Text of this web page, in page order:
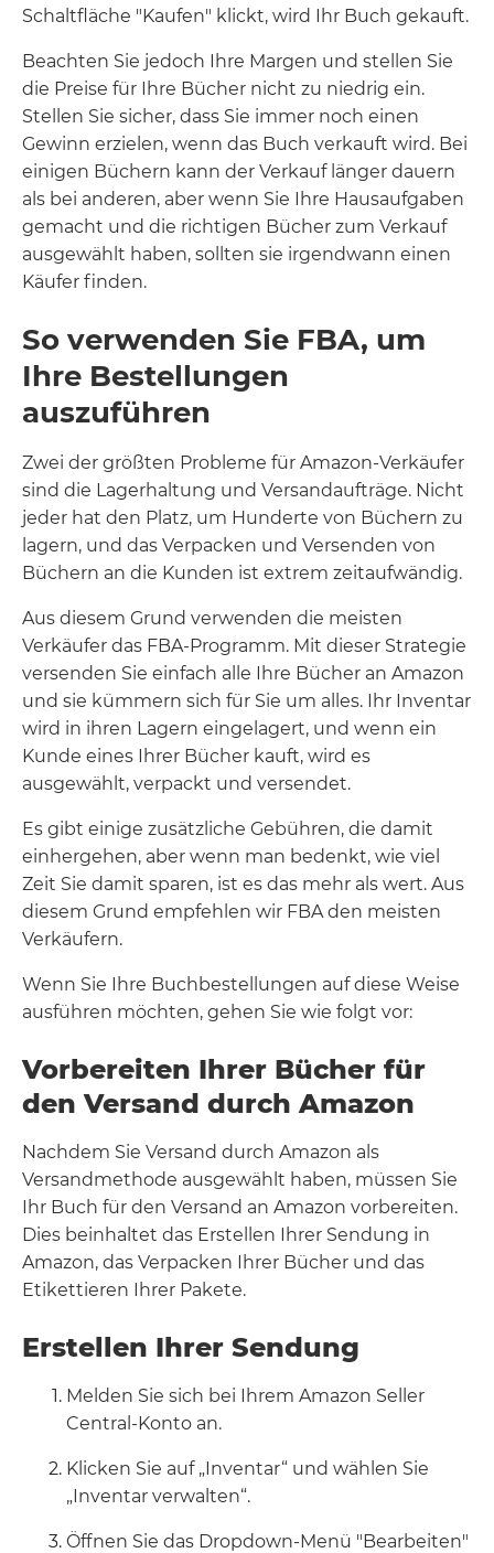
Schaltfläche "Kaufen" klickt, wird Ihr Buch gekauft.
Beachten Sie jedoch Ihre Margen und stellen Sie
die Preise für Ihre Bücher nicht zu niedrig ein.
Stellen Sie sicher, dass Sie immer noch einen
Gewinn erzielen, wenn das Buch verkauft wird. Bei
einigen Büchern kann der Verkauf länger dauern
als bei anderen, aber wenn Sie Ihre Hausaufgaben
gemacht und die richtigen Bücher zum Verkauf
ausgewählt haben, sollten sie irgendwann einen
Käufer finden.
So verwenden Sie FBA, um
Ihre Bestellungen
auszuführen
Zwei der größten Probleme für Amazon-Verkäufer
sind die Lagerhaltung und Versandaufträge. Nicht
jeder hat den Platz, um Hunderte von Büchern zu
lagern, und das Verpacken und Versenden von
Büchern an die Kunden ist extrem zeitaufwändig.
Aus diesem Grund verwenden die meisten
Verkäufer das FBA-Programm. Mit dieser Strategie
versenden Sie einfach alle Ihre Bücher an Amazon
und sie kümmern sich für Sie um alles. Ihr Inventar
wird in ihren Lagern eingelagert, und wenn ein
Kunde eines Ihrer Bücher kauft, wird es
ausgewählt, verpackt und versendet.
Es gibt einige zusätzliche Gebühren, die damit
einhergehen, aber wenn man bedenkt, wie viel
Zeit Sie damit sparen, ist es das mehr als wert. Aus
diesem Grund empfehlen wir FBA den meisten
Verkäufern.
Wenn Sie Ihre Buchbestellungen auf diese Weise
ausführen möchten, gehen Sie wie folgt vor:
Vorbereiten Ihrer Bücher für
den Versand durch Amazon
Nachdem Sie Versand durch Amazon als
Versandmethode ausgewählt haben, müssen Sie
Ihr Buch für den Versand an Amazon vorbereiten.
Dies beinhaltet das Erstellen Ihrer Sendung in
Amazon, das Verpacken Ihrer Bücher und das
Etikettieren Ihrer Pakete.
Erstellen Ihrer Sendung
Melden Sie sich bei Ihrem Amazon Seller
Central-Konto an.
Klicken Sie auf „Inventar“ und wählen Sie
„Inventar verwalten“.
Öffnen Sie das Dropdown-Menü "Bearbeiten"